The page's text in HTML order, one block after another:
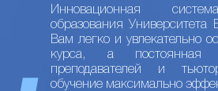
Инновационная
образования
Вам легко и увлекательно
курса, а постоянная
преподавателей и
обучение максимально